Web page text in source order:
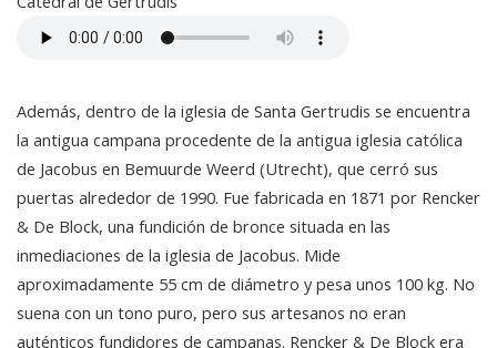
Además, dentro de la iglesia de Santa Gertrudis se encuentra
la antigua campana procedente de la antigua iglesia católica
de Jacobus en Bemuurde Weerd (Utrecht), que cerró sus
puertas alrededor de 1990. Fue fabricada en 1871 por Rencker
& De Block, una fundición de bronce situada en las
inmediaciones de la iglesia de Jacobus. Mide
aproximadamente 55 cm de diámetro y pesa unos 100 kg. No
suena con un tono puro, pero sus artesanos no eran
auténticos fundidores de campanas. Rencker & De Block era